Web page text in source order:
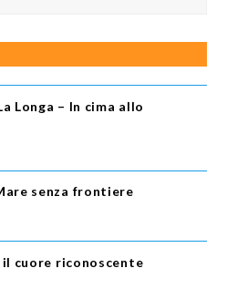
Longa – In cima allo
senza frontiere
il cuore riconoscente